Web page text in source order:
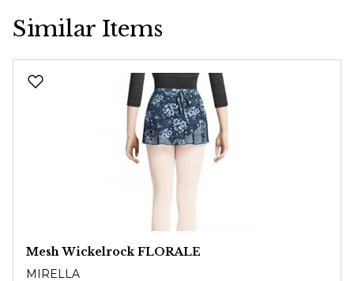
Similar Items
Mesh Wickelrock FLORALE
MIRELLA